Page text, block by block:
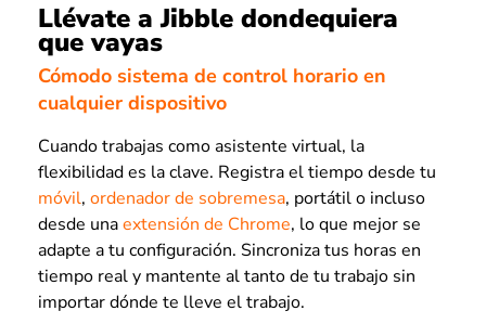
Llévate a Jibble dondequiera
que vayas
Cómodo sistema de control horario en
cualquier dispositivo
Cuando trabajas como asistente virtual, la
flexibilidad es la clave. Registra el tiempo desde tu
móvil, ordenador de sobremesa, portátil o incluso
desde unaextensión de Chrome, lo que mejor se
adapte a tu configuración. Sincroniza tus horas en
tiempo real y mantente al tanto de tu trabajo sin
importar dónde te lleve el trabajo.